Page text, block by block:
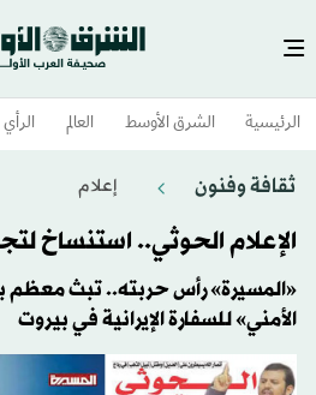
الرئيسية الشرق الأوسط​ العالم الرأي
ثقافة وفنون إعلام
الإعلام الحوثي.. استنساخ
«المسيرة» رأس حربته.. تبث معظم
الأمني» للسفارة الإيرانية في بيروت